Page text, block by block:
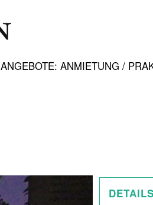
ANGEBOTE: ANMIETUNG /
DETAILS